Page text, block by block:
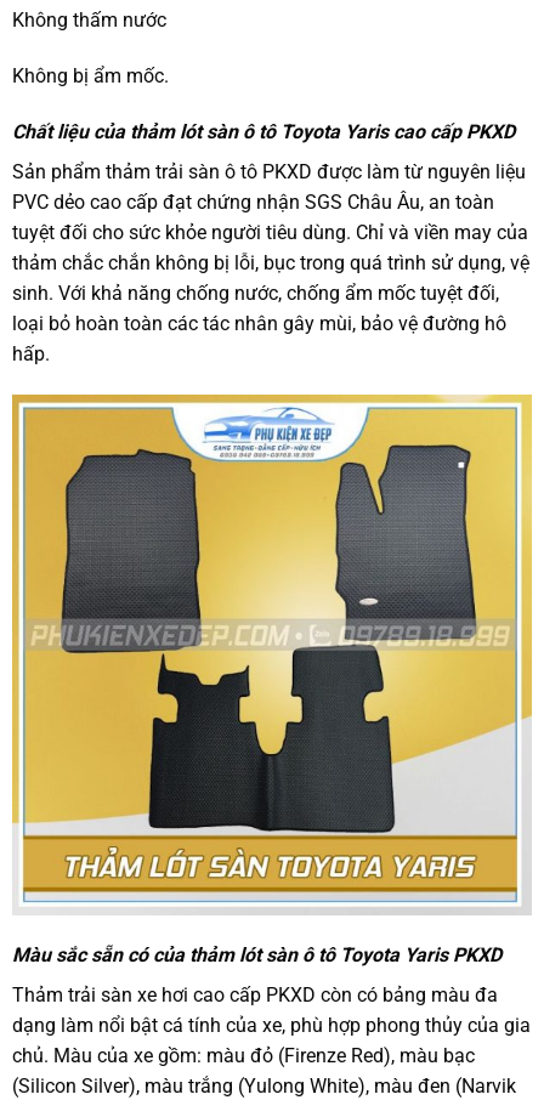
Không thấm nước
Không bị ẩm mốc.
Chất liệu của thảm lót sàn ô tô Toyota Yaris cao cấp PKXD
Sản phẩm thảm trải sàn ô tô PKXD được làm từ nguyên liệu
PVC dẻo cao cấp đạt chứng nhận SGS Châu Âu, an toàn
tuyệt đối cho sức khỏe người tiêu dùng. Chỉ và viền may của
thảm chắc chắn không bị lỗi, bục trong quá trình sử dụng, vệ
sinh. Với khả năng chống nước, chống ẩm mốc tuyệt đối,
loại bỏ hoàn toàn các tác nhân gây mùi, bảo vệ đường hô
hấp.
Màu sắc sẵn có của thảm lót sàn ô tô Toyota Yaris PKXD
Thảm trải sàn xe hơi cao cấp PKXD còn có bảng màu đa
dạng làm nổi bật cá tính của xe, phù hợp phong thủy của gia
chủ. Màu của xe gồm: màu đỏ (Firenze Red), màu bạc
(Silicon Silver), màu trắng (Yulong White), màu đen (Narvik